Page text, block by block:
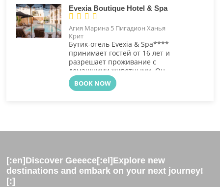
Evexia Boutique Hotel & Spa




Агия Марина 5 Пигадион Ханья
Крит
Бутик-отель Evexia & Spa****
принимает гостей от 16 лет и
разрешает проживание с
домашними животными. Он
расположен всего в 50 метрах
от знаменитого песчаного
BOOK NOW
[:en]Discover Geeece[:el]Explore new
destinations and embark on your next journey!
[:]